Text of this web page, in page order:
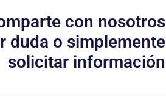
con nosotros
duda o simplemente
solicitar información